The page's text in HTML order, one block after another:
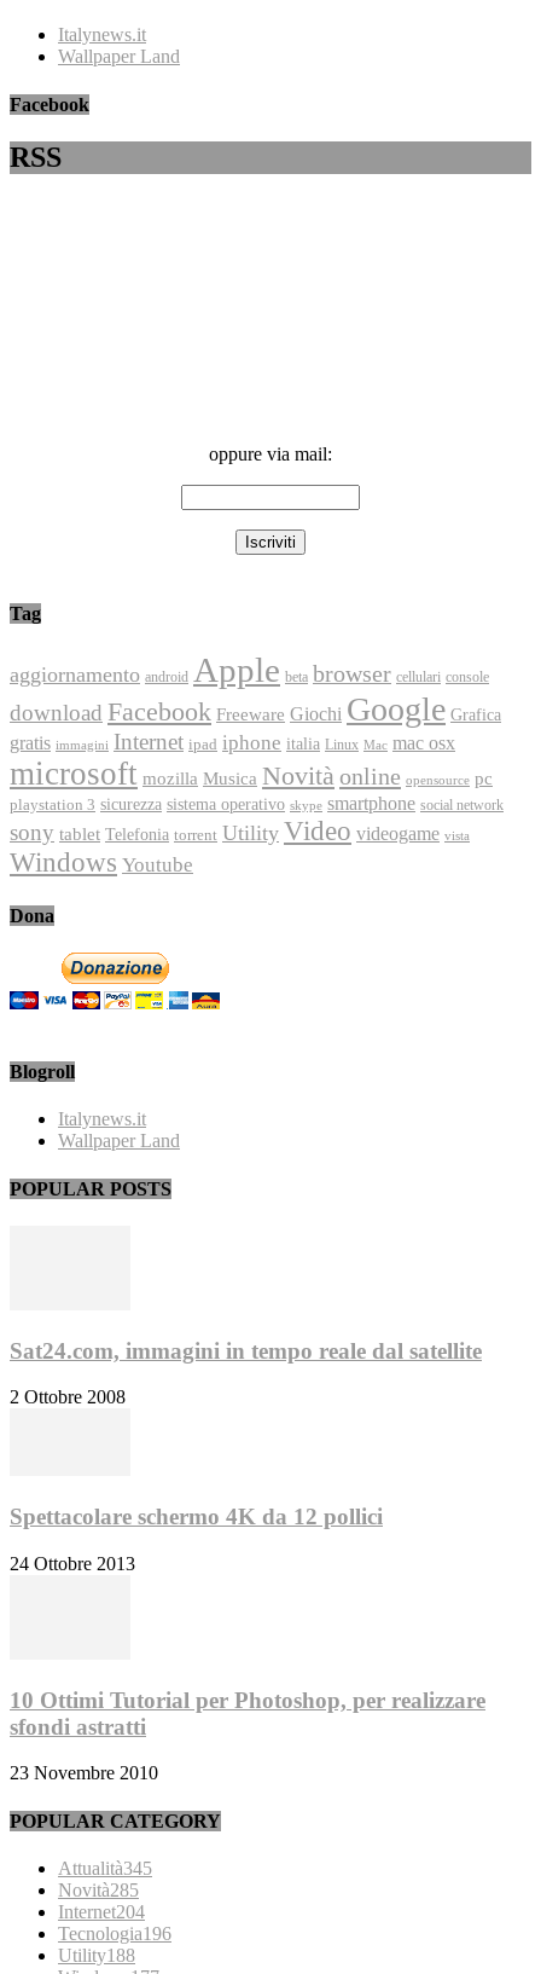
Italynews.it
Wallpaper Land
Facebook
RSS
oppure via mail:
Tag
aggiornamento android Apple beta browser cellulari console
download Facebook Freeware Giochi Google Grafica
gratis immagini Internet ipad iphone italia Linux Mac mac osx
microsoft mozilla Musica Novità online opensource pc
playstation 3 sicurezza sistema operativo skype smartphone social network
sony tablet Telefonia torrent Utility Video videogame vista
Windows Youtube
Dona
Blogroll
Italynews.it
Wallpaper Land
POPULAR POSTS
Sat24.com, immagini in tempo reale dal satellite
2 Ottobre 2008
Spettacolare schermo 4K da 12 pollici
24 Ottobre 2013
10 Ottimi Tutorial per Photoshop, per realizzare
sfondi astratti
23 Novembre 2010
POPULAR CATEGORY
Attualità345
Novità285
Internet204
Tecnologia196
Utility188